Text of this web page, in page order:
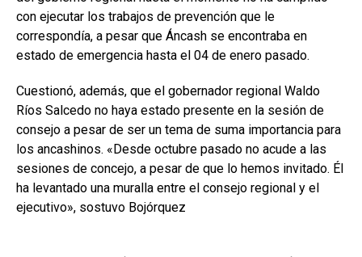
con ejecutar los trabajos de prevención que le
correspondía, a pesar que Áncash se encontraba en
estado de emergencia hasta el 04 de enero pasado.
Cuestionó, además, que el gobernador regional Waldo
Ríos Salcedo no haya estado presente en la sesión de
consejo a pesar de ser un tema de suma importancia para
los ancashinos. «Desde octubre pasado no acude a las
sesiones de concejo, a pesar de que lo hemos invitado. Él
ha levantado una muralla entre el consejo regional y el
ejecutivo», sostuvo Bojórquez